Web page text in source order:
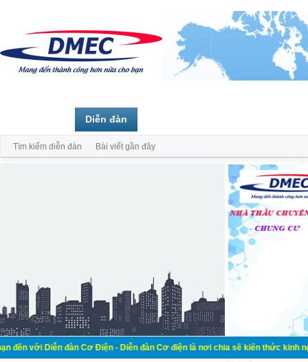
đàn Cơ Điện - Diễn đàn Cơ điện là nơi chia sẽ kiến thức kinh nghiệm
Diễn đàn
Tìm kiếm diễn đàn Bài viết gần đây